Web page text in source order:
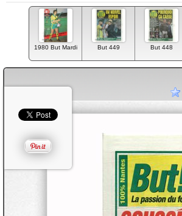
1980 But Mardi But 449 But 448